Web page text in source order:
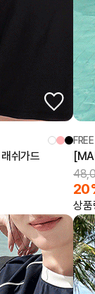
쉬가드
FREE
상품